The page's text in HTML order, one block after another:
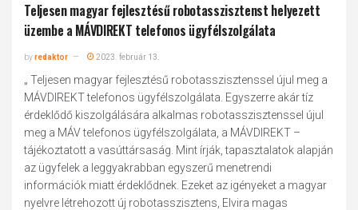
Teljesen magyar fejlesztésű robotasszisztenst helyezett
üzembe a MÁVDIREKT telefonos ügyfélszolgálata
byredaktor 2023. február 13.
„ Teljesen magyar fejlesztésű robotasszisztenssel újul meg a
MÁVDIREKT telefonos ügyfélszolgálata. Egyszerre akár tíz
érdeklődő kiszolgálására alkalmas robotasszisztenssel újul
meg a MÁV telefonos ügyfélszolgálata, a MÁVDIREKT –
tájékoztatott a vasúttársaság. Mint írják, tapasztalatok alapján
az ügyfelek a leggyakrabban egyszerű menetrendi
információk miatt érdeklődnek. Ezeket az igényeket a magyar
nyelvre létrehozott új robotasszisztens, Elvira magas